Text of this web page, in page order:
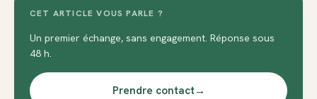
CET ARTICLE VOUS PARLE ?
Un premier échange, sans engagement. Réponse sous
48 h.
Prendre contact→